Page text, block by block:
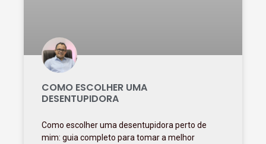
COMO ESCOLHER UMA
DESENTUPIDORA
Como escolher uma desentupidora perto de
mim: guia completo para tomar a melhor